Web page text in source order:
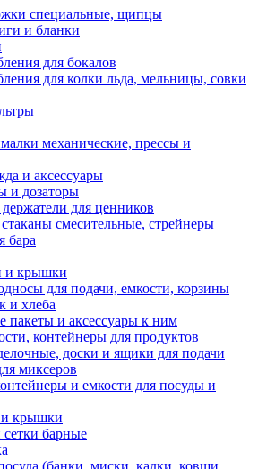
специальные, щипцы
и бланки
для бокалов
для колки льда, мельницы, совки
механические, прессы и
и аксессуары
и дозаторы
для ценников
смесительные, стрейнеры
бара
и крышки
для подачи, емкости, корзины
и хлеба
пакеты и аксессуары к ним
контейнеры для продуктов
доски и ящики для подачи
миксеров
и емкости для посуды и
крышки
барные
(банки, миски, кадки, ковши,